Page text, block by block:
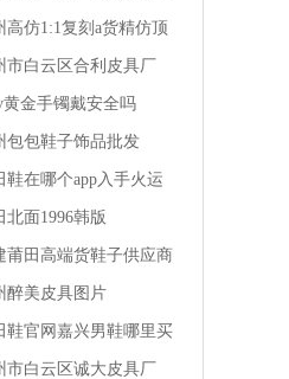
精仿夏季男装 t恤潮流
高仿1:1复刻a货精仿顶
比一成都lv男装专卖店
市白云区合利皮具厂
金手镯戴安全吗
包包鞋子饰品批发
鞋在哪个app入手火运
男
北面1996韩版
莆田高端货鞋子供应商
买1千多的鞋
醉美皮具图片
鞋官网嘉兴男鞋哪里买
的
市白云区诚大皮具厂